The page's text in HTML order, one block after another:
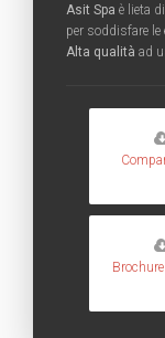
Asit Spa è lieta
per soddisfare
Alta qualità ad